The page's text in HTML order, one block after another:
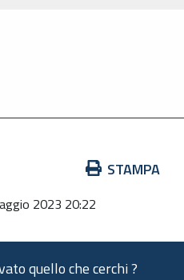
STAMPA
2023 20:22
quello che cerchi ?